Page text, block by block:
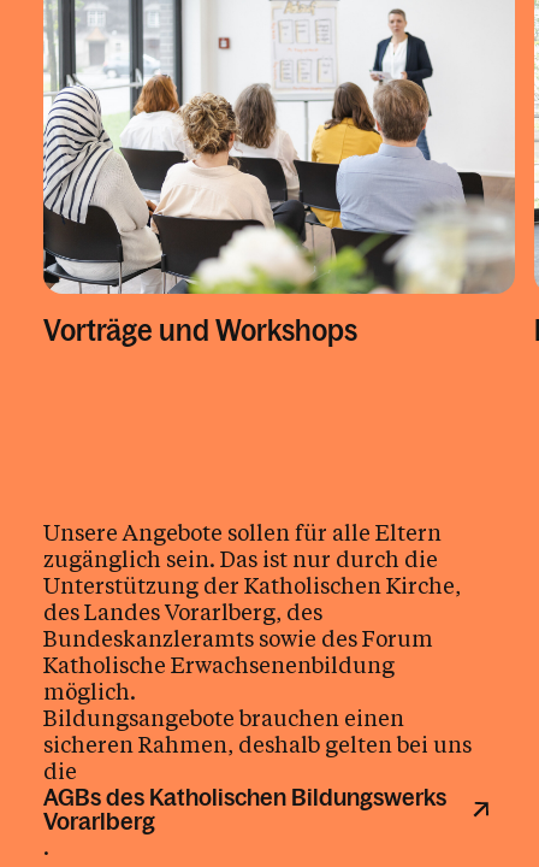
Vorträge und Workshops
Unsere Angebote sollen für alle Eltern
zugänglich sein. Das ist nur durch die
Unterstützung der Katholischen Kirche,
des Landes Vorarlberg, des
Bundeskanzleramts sowie des Forum
Katholische Erwachsenenbildung
möglich.
Bildungsangebote brauchen einen
sicheren Rahmen, deshalb gelten bei uns
die
AGBs des Katholischen Bildungswerks
Vorarlberg
.